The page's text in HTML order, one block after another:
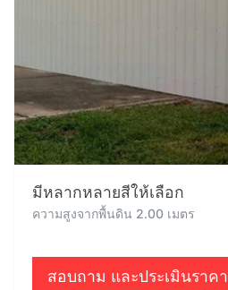
มีหลากหลายสีให้เลือก
ความสูงจากพื้นดิน 2.00 เมตร
สอบถาม และประเมินราคา